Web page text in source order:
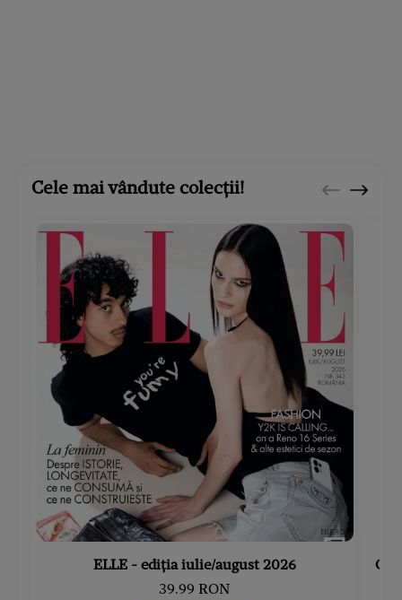
Cele mai vândute colecții!
ELLE - ediția iulie/august 2026
39.99 RON